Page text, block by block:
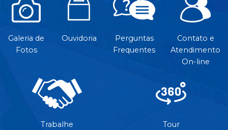
Galeria de
Fotos
Ouvidoria
Perguntas
Frequentes
Contato e
Atendimento
On-line
Trabalhe
Tour